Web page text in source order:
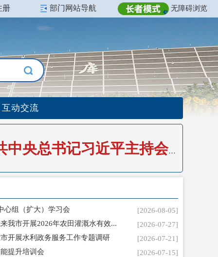
册 部门网站导航 无障碍浏览
互动交流
中共中央政治局召开会议 研究部署防汛抗旱工作 中共中央总书记习近平主持会议
心组（扩大）学习会
[2026-08-05]
我市开展2026年农田灌溉水有效...
[2026-07-27]
开展水利政务服务工作专题调研
[2026-07-21]
提升培训会
[2026-07-15]